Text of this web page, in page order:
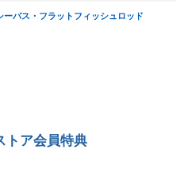
ーバス・フラットフィッシュロッド
トア会員特典